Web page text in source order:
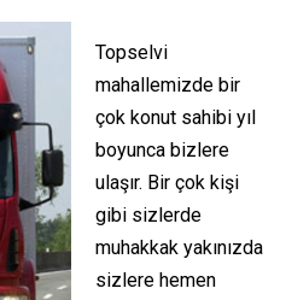
Topselvi
mahallemizde bir
çok konut sahibi yıl
boyunca bizlere
ulaşır. Bir çok kişi
gibi sizlerde
muhakkak yakınızda
sizlere hemen